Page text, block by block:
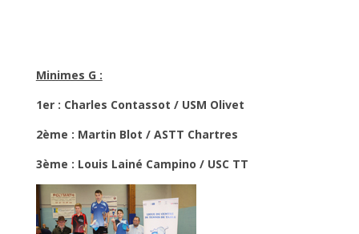
Minimes G :
1er : Charles Contassot / USM Olivet
2ème : Martin Blot / ASTT Chartres
3ème : Louis Lainé Campino / USC TT